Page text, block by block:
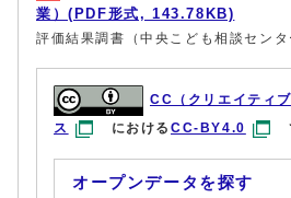
業）(PDF形式, 143.78KB)
評価結果調書（中央こども相談センタ
CC（クリエイティ
ス
におけるCC-BY4.0
オープンデータを探す